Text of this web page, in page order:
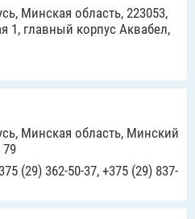
Минская область, 223053,
1, главный корпус Аквабел,
Минская область, Минский
(29) 362-50-37, +375 (29) 837-